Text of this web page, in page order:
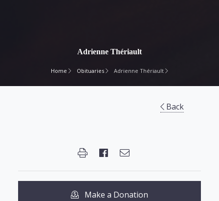
Adrienne Thériault
Home Obituaries Adrienne Thériault
Back
Make a Donation